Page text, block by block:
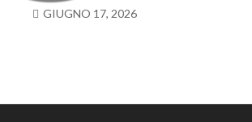
GIUGNO 17, 2026